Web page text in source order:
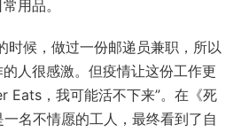
用品。
时候，做过一份邮递员兼职，所以
人很感激。但疫情让这份工作更
Eats，我可能活不下来”。在《死
名不情愿的工人，最终看到了自